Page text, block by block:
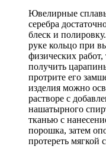
Ювелирные
серебра
блеск и
руке кольцо при
физических
получить
протрите его
изделия можно
растворе с
нашатырного
тканью с
порошка, затем
протереть мягкой